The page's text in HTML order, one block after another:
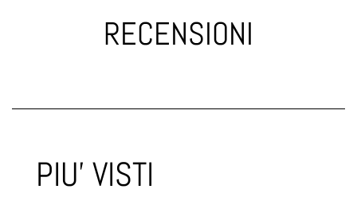
RECENSIONI
PIU' VISTI